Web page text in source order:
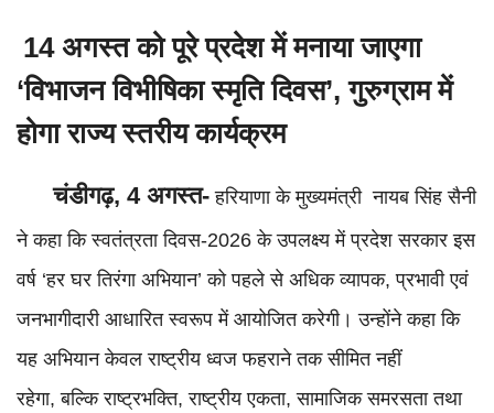
14 अगस्त को पूरे प्रदेश में मनाया जाएगा
‘विभाजन विभीषिका स्मृति दिवस’, गुरुग्राम में
होगा राज्य स्तरीय कार्यक्रम
चंडीगढ़, 4 अगस्त- हरियाणा के मुख्यमंत्री नायब सिंह सैनी
ने कहा कि स्वतंत्रता दिवस-2026 के उपलक्ष्य में प्रदेश सरकार इस
वर्ष ‘हर घर तिरंगा अभियान’ को पहले से अधिक व्यापक, प्रभावी एवं
जनभागीदारी आधारित स्वरूप में आयोजित करेगी। उन्होंने कहा कि
यह अभियान केवल राष्ट्रीय ध्वज फहराने तक सीमित नहीं
रहेगा, बल्कि राष्ट्रभक्ति, राष्ट्रीय एकता, सामाजिक समरसता तथा